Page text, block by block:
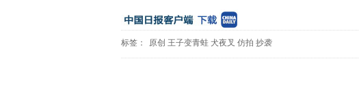
标签： 原创 王子变青蛙 犬夜叉 仿拍 抄袭